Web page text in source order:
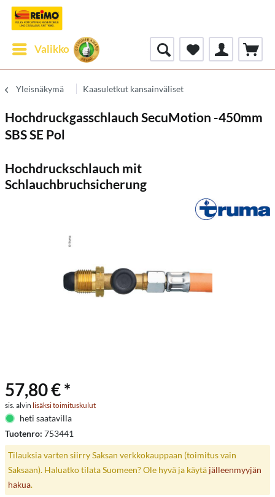
Valikko
Yleisnäkymä Kaasuletkut kansainväliset
Hochdruckgasschlauch SecuMotion -450mm
SBS SE Pol
Hochdruckschlauch mit
Schlauchbruchsicherung
57,80 € *
sis. alvin lisäksi toimituskulut
heti saatavilla
Tuotenro: 753441
Tilauksia varten siirry Saksan verkkokauppaan (toimitus vain
Saksaan). Haluatko tilata Suomeen? Ole hyvä ja käytä jälleenmyyjän
hakua.